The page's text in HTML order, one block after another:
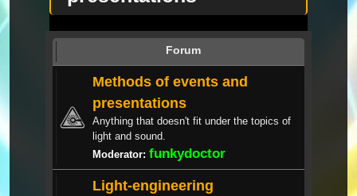
Forum
Methods of events and
presentations
Anything that doesn't fit under the topics of
light and sound.
Moderator: funkydoctor
Light-engineering